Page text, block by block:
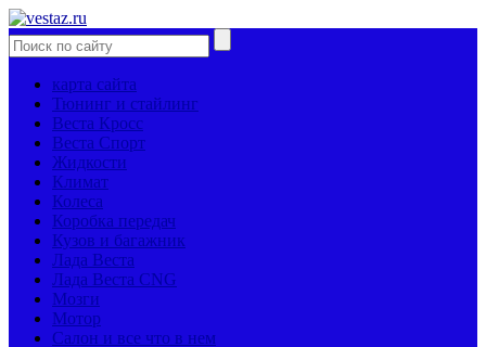
карта сайта
Тюнинг и стайлинг
Веста Кросс
Веста Спорт
Жидкости
Климат
Колеса
Коробка передач
Кузов и багажник
Лада Веста
Лада Веста CNG
Мозги
Мотор
Салон и все что в нем